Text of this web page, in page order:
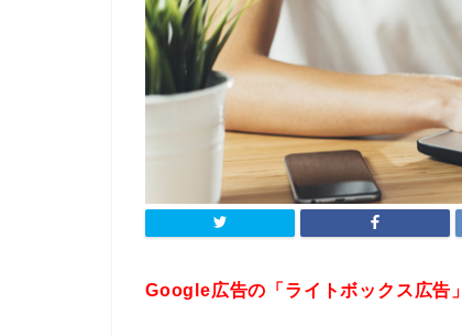
Google広告の「ライトボックス広告」